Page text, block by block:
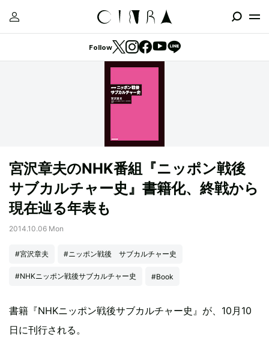
Follow
宮沢章夫のNHK番組『ニッポン戦後
サブカルチャー史』書籍化、終戦から
現在辿る年表も
2014.10.06 Mon
#宮沢章夫 #ニッポン戦後 サブカルチャー史
#NHKニッポン戦後サブカルチャー史 #Book
書籍『NHKニッポン戦後サブカルチャー史』が、10月10
日に刊行される。